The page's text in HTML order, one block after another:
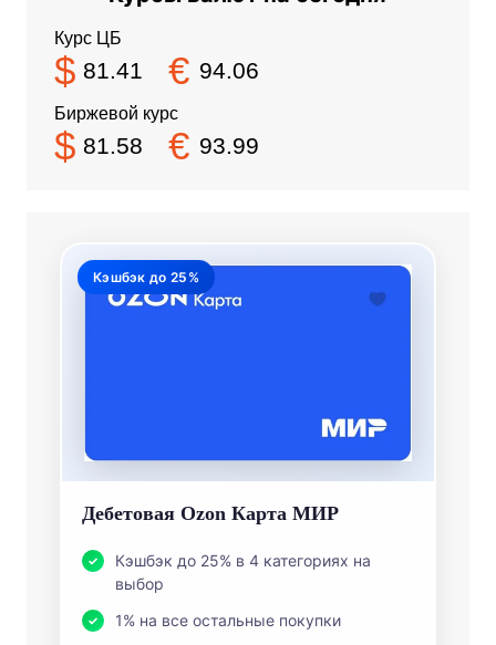
Курс ЦБ
$ 81.41 € 94.06
Биржевой курс
$ 81.58 € 93.99
Кэшбэк до 25%
Дебетовая Ozon Карта МИР
Кэшбэк до 25% в 4 категориях на
выбор
1% на все остальные покупки